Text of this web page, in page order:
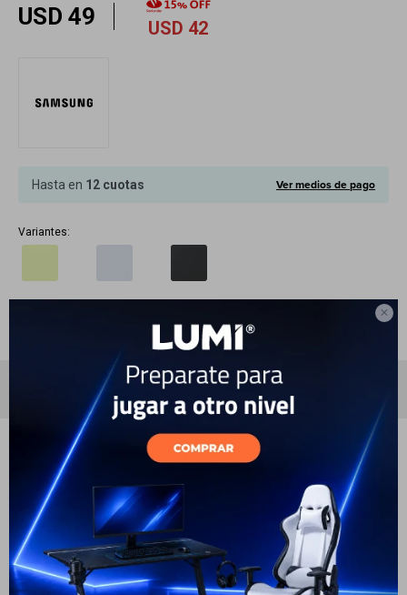

USD 49 USD 42
Hasta en 12 cuotas Ver medios de pago
Variantes:
Especificaciones
También te pueden interesar